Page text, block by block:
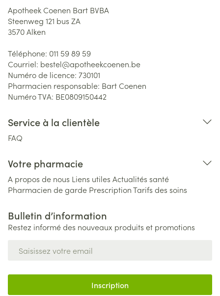
Apotheek Coenen Bart BVBA
Steenweg 121 bus ZA
3570Alken
Téléphone: 011 59 89 59
Courriel: bestel@apotheekcoenen.be
Numéro de licence: 730101
Pharmacien responsable: Bart Coenen
Numéro TVA: BE0809150442
Service à la clientèle
FAQ
Votre pharmacie
A propos de nous Liens utiles Actualités santé
Pharmacien de garde PrescriptionTarifs des soins
Bulletin d’information
Restez informé des nouveaux produits et promotions
Inscription